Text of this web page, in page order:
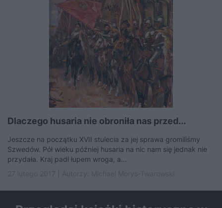
Dlaczego husaria nie obroniła nas przed...
Jeszcze na początku XVII stulecia za jej sprawa gromiliśmy
Szwedów. Pół wieku później husaria na nic nam się jednak nie
przydała. Kraj padł łupem wroga, a...